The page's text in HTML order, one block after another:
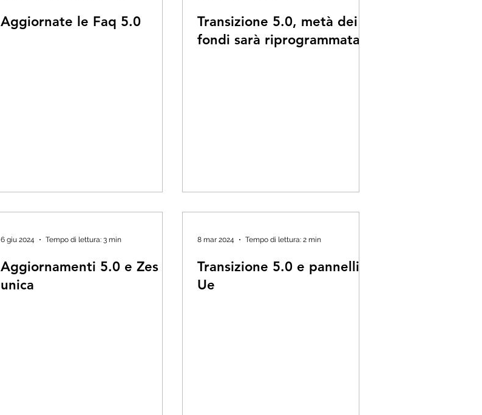
Aggiornate le Faq 5.0
Transizione 5.0, metà dei
fondi sarà riprogrammata
Aggiornamenti 5.0 e Zes
unica
6 giu 2024 Tempo di lettura: 3 min
Transizione 5.0 e pannelli
Ue
8 mar 2024 Tempo di lettura: 2 min